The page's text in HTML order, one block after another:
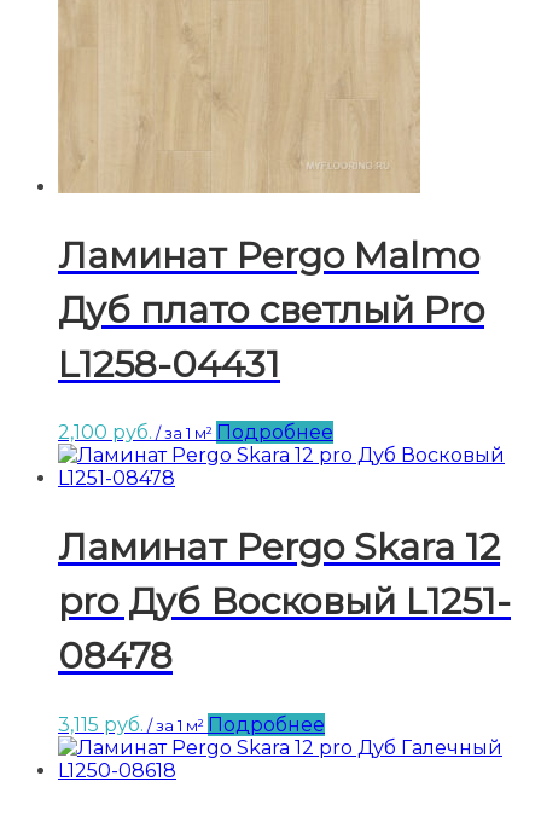
Ламинат Pergo Malmo
Дуб плато светлый Pro
L1258-04431
2,100 руб. / за 1 м² Подробнее
Ламинат Pergo Skara 12
pro Дуб Восковый L1251-
08478
3,115 руб. / за 1 м² Подробнее